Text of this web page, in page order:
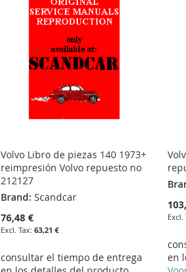
Volvo Libro de piezas 140 1973+
reimpresión Volvo repuesto no
212127
Brand: Scandcar
76,48 €
63,21 €
consultar el tiempo de entrega
en